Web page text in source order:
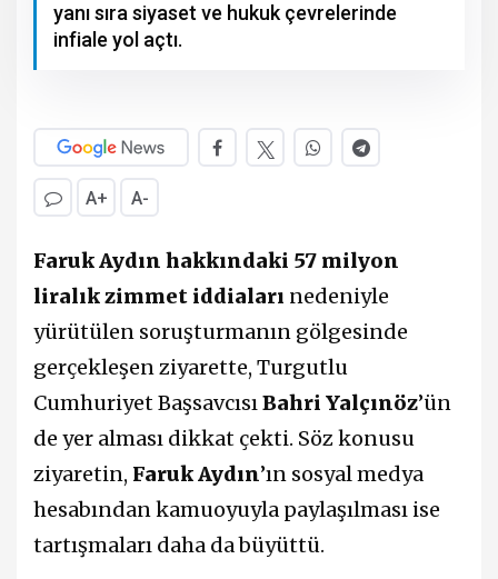
yanı sıra siyaset ve hukuk çevrelerinde
infiale yol açtı.
A+ A-
Faruk Aydın hakkındaki 57 milyon
liralık zimmet iddiaları nedeniyle
yürütülen soruşturmanın gölgesinde
gerçekleşen ziyarette, Turgutlu
Cumhuriyet BaşsavcısıBahri Yalçınöz’ün
de yer alması dikkat çekti. Söz konusu
ziyaretin, Faruk Aydın’ın sosyal medya
hesabından kamuoyuyla paylaşılması ise
tartışmaları daha da büyüttü.